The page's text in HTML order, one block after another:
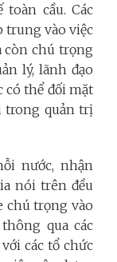
cầu. Các
trung vào việc
còn chú trọng
lý, lãnh đạo
có thể đối mặt
trong quản trị
nước, nhận
nói trên đều
chú trọng vào
qua các
các tổ chức